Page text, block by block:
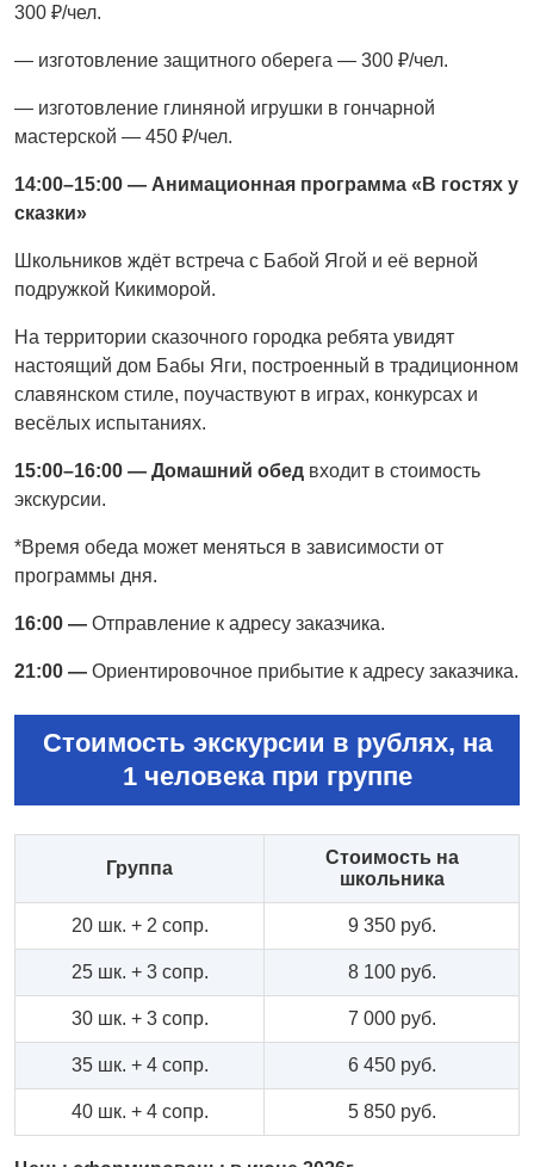
300 ₽/чел.
— изготовление защитного оберега — 300 ₽/чел.
— изготовление глиняной игрушки в гончарной
мастерской — 450 ₽/чел.
14:00–15:00 — Анимационная программа «В гостях у
сказки»
Школьников ждёт встреча с Бабой Ягой и её верной
подружкой Кикиморой.
На территории сказочного городка ребята увидят
настоящий дом Бабы Яги, построенный в традиционном
славянском стиле, поучаствуют в играх, конкурсах и
весёлых испытаниях.
15:00–16:00 — Домашний обед входит в стоимость
экскурсии.
*Время обеда может меняться в зависимости от
программы дня.
16:00 — Отправление к адресу заказчика.
21:00 — Ориентировочное прибытие к адресу заказчика.
Стоимость экскурсии в рублях, на
1 человека при группе
Группа
Стоимость на
школьника
20 шк. + 2 сопр. 9 350 руб.
25 шк. + 3 сопр. 8 100 руб.
30 шк. + 3 сопр. 7 000 руб.
35 шк. + 4 сопр. 6 450 руб.
40 шк. + 4 сопр. 5 850 руб.